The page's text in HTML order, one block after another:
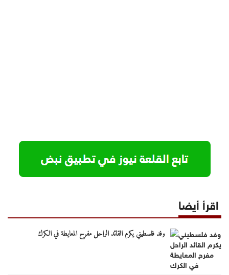
اقرأ أيضا
وفد فلسطيني يكرم القائد الراحل مفرح المعايطة في الكرك